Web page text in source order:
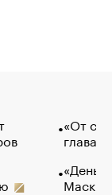
«От
глава
Маск в